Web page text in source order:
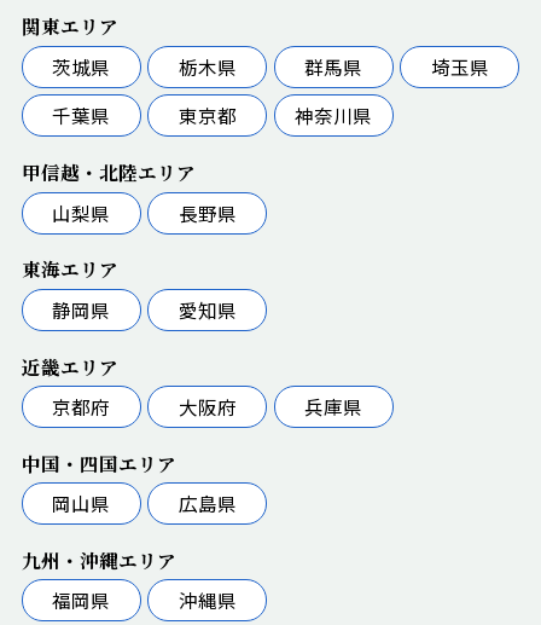
関東エリア
茨城県
栃木県 群馬県
埼玉県
千葉県
東京都 神奈川県
甲信越・北陸エリア
山梨県
長野県
東海エリア
静岡県
愛知県
近畿エリア
京都府
大阪府 兵庫県
中国・四国エリア
岡山県
広島県
九州・沖縄エリア
福岡県
沖縄県